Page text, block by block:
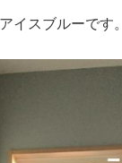
イスブルーです。